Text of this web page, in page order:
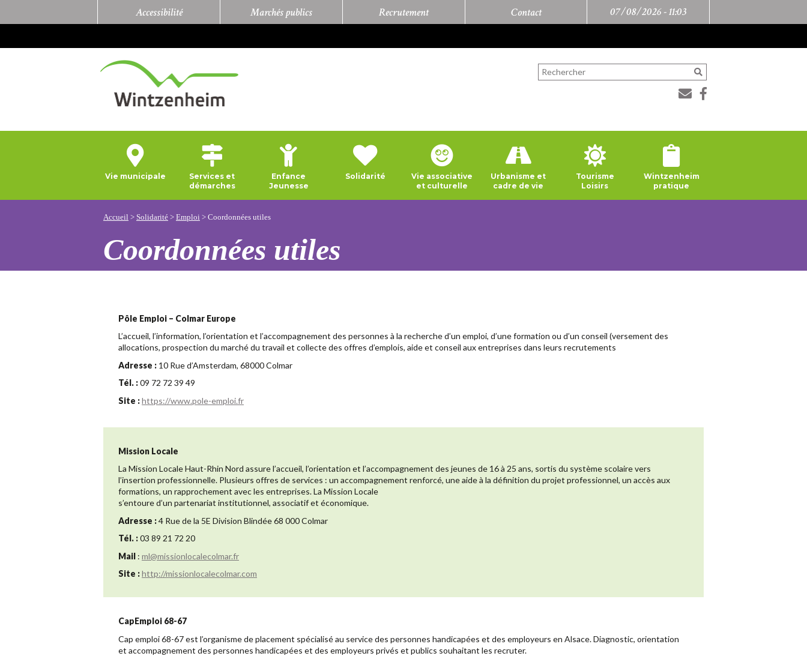
Accessibilité Marchés publics Recrutement Contact 07/08/2026 -11:03
Vie municipale
Services et
démarches
Enfance
Jeunesse
Solidarité
Vie associative
et culturelle
Urbanisme et
cadre de vie
Tourisme
Loisirs
Wintzenheim
pratique
Accueil > Solidarité > Emploi > Coordonnées utiles
Coordonnées utiles
Pôle Emploi – Colmar Europe
L’accueil, l’information, l’orientation et l’accompagnement des personnes à la recherche d’un emploi, d’une formation ou d’un conseil (versement des
allocations, prospection du marché du travail et collecte des offres d’emplois, aide et conseil aux entreprises dans leurs recrutements
Adresse : 10 Rue d’Amsterdam, 68000 Colmar
Tél. :09 72 72 39 49
Site :https://www.pole-emploi.fr
Mission Locale
La Mission Locale Haut-Rhin Nord assure l’accueil, l’orientation et l’accompagnement des jeunes de 16 à 25 ans, sortis du système scolaire vers
l’insertion professionnelle. Plusieurs offres de services : un accompagnement renforcé, une aide à la définition du projet professionnel, un accès aux
formations, un rapprochement avec les entreprises. La Mission Locale
s’entoure d’un partenariat institutionnel, associatif et économique.
Adresse :4 Rue de la 5E Division Blindée 68 000 Colmar
Tél. :03 89 21 72 20
Mail : ml@missionlocalecolmar.fr
Site :http://missionlocalecolmar.com
CapEmploi 68-67
Cap emploi 68-67 est l’organisme de placement spécialisé au service des personnes handicapées et des employeurs en Alsace. Diagnostic, orientation
et accompagnement des personnes handicapées et des employeurs privés et publics souhaitant les recruter.